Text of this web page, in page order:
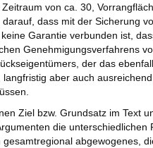
von ca. 30,
dass mit der Sicherung
Garantie verbunden ist,
Genehmigungsverfahrens
der das
aber auch
Ziel bzw. Grundsatz im Text
die unterschiedlichen
abgewogenes,